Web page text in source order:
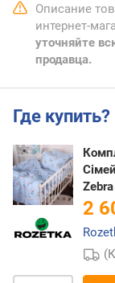
Описание
интернет-
уточняйте
продавца.
Где купить?
2